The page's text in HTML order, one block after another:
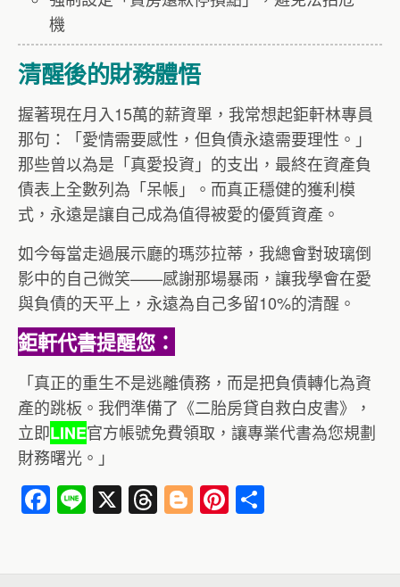
機
清醒後的財務體悟
握著現在月入15萬的薪資單，我常想起鉅軒林專員
那句：「愛情需要感性，但負債永遠需要理性。」
那些曾以為是「真愛投資」的支出，最終在資產負
債表上全數列為「呆帳」。而真正穩健的獲利模
式，永遠是讓自己成為值得被愛的優質資產。
如今每當走過展示廳的瑪莎拉蒂，我總會對玻璃倒
影中的自己微笑——感謝那場暴雨，讓我學會在愛
與負債的天平上，永遠為自己多留10%的清醒。
鉅軒代書提醒您：
「真正的重生不是逃離債務，而是把負債轉化為資
產的跳板。我們準備了《二胎房貸自救白皮書》，
立即LINE官方帳號免費領取，讓專業代書為您規劃
財務曙光。」
F Li X T Bl Pi